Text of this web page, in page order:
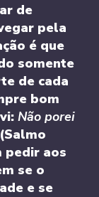
de
pela
é que
somente
de cada
bom
Não porei
(Salmo
pedir aos
se o
e se